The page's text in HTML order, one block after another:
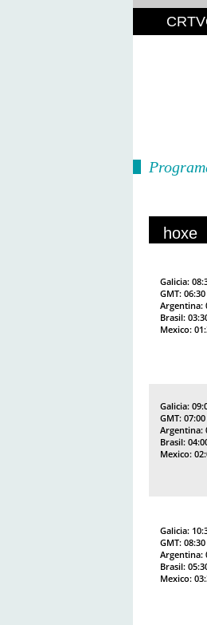
hoxe
Galicia:
GMT:
Argentina:
Brasil:
Mexico:
Galicia:
GMT:
Argentina:
Brasil:
Mexico:
Galicia:
GMT:
Argentina:
Brasil:
Mexico: